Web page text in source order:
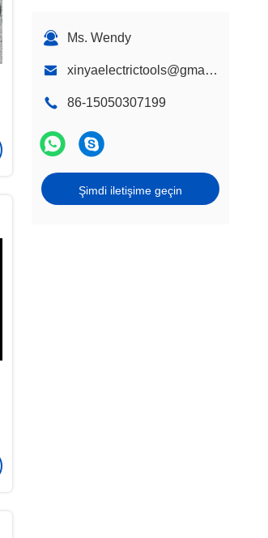
Ms. Wendy
xinyaelectrictools@gmail.com
86-15050307199
Şimdi iletişime geçin